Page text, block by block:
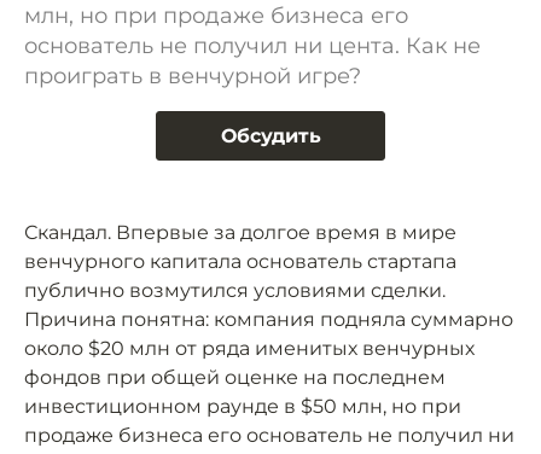
млн, но при продаже бизнеса его
основатель не получил ни цента. Как не
проиграть в венчурной игре?
Обсудить
Скандал. Впервые за долгое время в мире
венчурного капитала основатель стартапа
публично возмутился условиями сделки.
Причина понятна: компания подняла суммарно
около $20 млн от ряда именитых венчурных
фондов при общей оценке на последнем
инвестиционном раунде в $50 млн, но при
продаже бизнеса его основатель не получил ни